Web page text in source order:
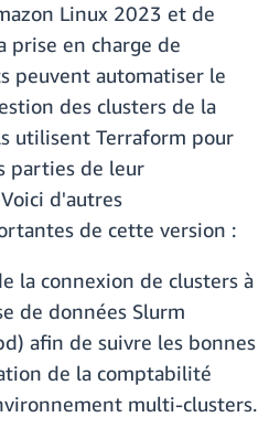
Linux 2023 et de
prise en charge de
peuvent automatiser le
des clusters de la
utilisent Terraform pour
parties de leur
d'autres
de cette version :
la connexion de clusters à
de données Slurm
afin de suivre les bonnes
de la comptabilité
multi-clusters.